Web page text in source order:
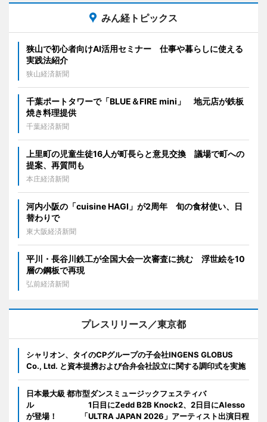
みん経トピックス
狭山で初心者向けAI活用セミナー 仕事や暮らしに使える
実践法紹介
狭山経済新聞
千葉ポートタワーで「BLUE＆FIRE mini」 地元店が鉄板
焼き料理提供
千葉経済新聞
上里町の児童生徒16人が町長らと意見交換 議場で町への
提案、再質問も
本庄経済新聞
河内小阪の「cuisine HAGI」が2周年 旬の食材使い、日
替わりで
東大阪経済新聞
平川・長谷川鉄工が全国大会一次審査に挑む 浮世絵を10
層の鋼板で再現
弘前経済新聞
プレスリリース／東京都
シャリオン、タイのCPグループの子会社INGENS GLOBUS
Co., Ltd. と資本提携および合弁会社設立に関する調印式を実施
日本最大級 都市型ダンスミュージックフェスティバ
ル 1日目にZedd B2B Knock2、2日目にAlesso
が登場！ 「ULTRA JAPAN 2026」アーティスト出演日程